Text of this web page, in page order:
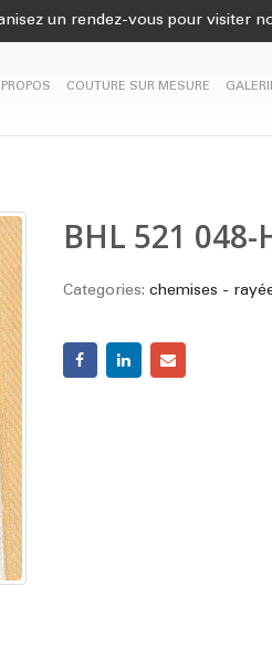
un rendez-vous pour visiter
COUTURE SUR MESURE
BHL 521 048-
Categories: chemises -